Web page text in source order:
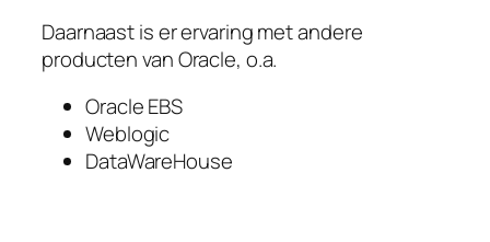
Daarnaast is er ervaring met andere
producten van Oracle, o.a.
Oracle EBS
Weblogic
DataWareHouse